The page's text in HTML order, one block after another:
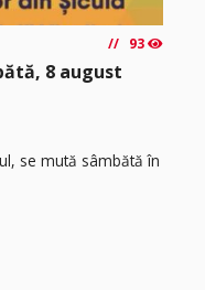
93
8 august
se mută sâmbătă în